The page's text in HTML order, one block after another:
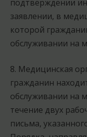
подтверждении
заявлении, в
которой
обслуживании на
8. Медицинская
гражданин
обслуживании на
течение двух
письма,